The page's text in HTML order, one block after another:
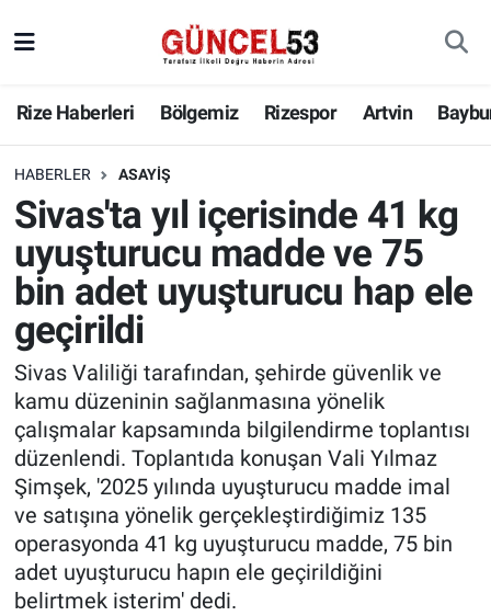
Rize Haberleri Bölgemiz Rizespor Artvin
HABERLER ASAYIŞ
Sivas'ta yıl içerisinde 41 kg
uyuşturucu madde ve 75
bin adet uyuşturucu hap ele
geçirildi
Sivas Valiliği tarafından, şehirde güvenlik ve
kamu düzeninin sağlanmasına yönelik
çalışmalar kapsamında bilgilendirme toplantısı
düzenlendi. Toplantıda konuşan Vali Yılmaz
Şimşek, '2025 yılında uyuşturucu madde imal
ve satışına yönelik gerçekleştirdiğimiz 135
operasyonda 41 kg uyuşturucu madde, 75 bin
adet uyuşturucu hapın ele geçirildiğini
belirtmek isterim' dedi.